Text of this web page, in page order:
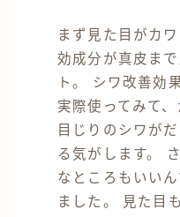
まず見た目がカ
効成分が真皮ま
ト。 シワ改善
実際使ってみて
目じりのシワが
る気がします。
なところもいい
ました。 見た目